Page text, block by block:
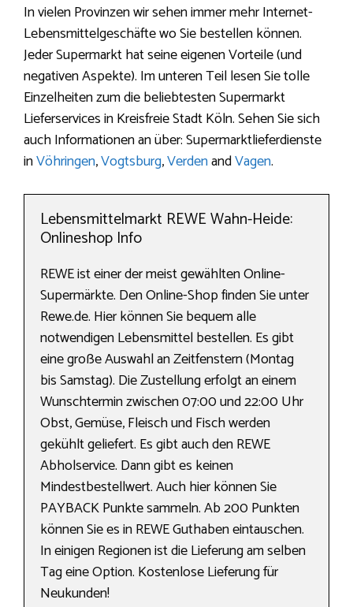
In vielen Provinzen wir sehen immer mehr Internet-
Lebensmittelgeschäfte wo Sie bestellen können.
Jeder Supermarkt hat seine eigenen Vorteile (und
negativen Aspekte). Im unteren Teil lesen Sie tolle
Einzelheiten zum die beliebtesten Supermarkt
Lieferservices in Kreisfreie Stadt Köln. Sehen Sie sich
auch Informationen an über: Supermarktlieferdienste
inVöhringen,Vogtsburg,VerdenandVagen.
Lebensmittelmarkt REWE Wahn-Heide:
Onlineshop Info
REWE ist einer der meist gewählten Online-
Supermärkte. Den Online-Shop finden Sie unter
Rewe.de. Hier können Sie bequem alle
notwendigen Lebensmittel bestellen. Es gibt
eine große Auswahl an Zeitfenstern (Montag
bis Samstag). Die Zustellung erfolgt an einem
Wunschtermin zwischen 07:00 und 22:00 Uhr
Obst, Gemüse, Fleisch und Fisch werden
gekühlt geliefert. Es gibt auch den REWE
Abholservice. Dann gibt es keinen
Mindestbestellwert. Auch hier können Sie
PAYBACK Punkte sammeln. Ab 200 Punkten
können Sie es in REWE Guthaben eintauschen.
In einigen Regionen ist die Lieferung am selben
Tag eine Option. Kostenlose Lieferung für
Neukunden!